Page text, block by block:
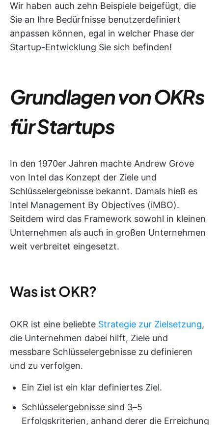
Wir haben auch zehn Beispiele beigefügt, die
Sie an Ihre Bedürfnisse benutzerdefiniert
anpassen können, egal in welcher Phase der
Startup-Entwicklung Sie sich befinden!
Grundlagen von OKRs
für Startups
In den 1970er Jahren machte Andrew Grove
von Intel das Konzept der Ziele und
Schlüsselergebnisse bekannt. Damals hieß es
Intel Management By Objectives (iMBO).
Seitdem wird das Framework sowohl in kleinen
Unternehmen als auch in großen Unternehmen
weit verbreitet eingesetzt.
Was ist OKR?
OKR ist eine beliebte Strategie zur Zielsetzung,
die Unternehmen dabei hilft, Ziele und
messbare Schlüsselergebnisse zu definieren
und zu verfolgen.
Ein Ziel ist ein klar definiertes Ziel.
Schlüsselergebnisse sind 3–5
Erfolgskriterien, anhand derer die Erreichung